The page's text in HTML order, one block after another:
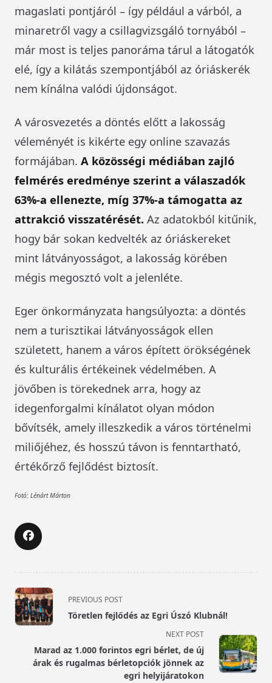
magaslati pontjáról – így például a várból, a
minaretről vagy a csillagvizsgáló tornyából –
már most is teljes panoráma tárul a látogatók
elé, így a kilátás szempontjából az óriáskerék
nem kínálna valódi újdonságot.
A városvezetés a döntés előtt a lakosság
véleményét is kikérte egy online szavazás
formájában. A közösségi médiában zajló
felmérés eredménye szerint a válaszadók
63%-a ellenezte, míg 37%-a támogatta az
attrakció visszatérését. Az adatokból kitűnik,
hogy bár sokan kedvelték az óriáskereket
mint látványosságot, a lakosság körében
mégis megosztó volt a jelenléte.
Eger önkormányzata hangsúlyozta: a döntés
nem a turisztikai látványosságok ellen
született, hanem a város épített örökségének
és kulturális értékeinek védelmében. A
jövőben is törekednek arra, hogy az
idegenforgalmi kínálatot olyan módon
bővítsék, amely illeszkedik a város történelmi
miliőjéhez, és hosszú távon is fenntartható,
értékőrző fejlődést biztosít.
Fotó: Lénárt Márton
<span
class="nav-
subtitle
reader-
text">Page</span>
PREVIOUS POST
Töretlen fejlődés az Egri Úszó Klubnál!
NEXT POST
Marad az 1.000 forintos egri bérlet, de új
árak és rugalmas bérletopciók jönnek az
egri helyijáratokon